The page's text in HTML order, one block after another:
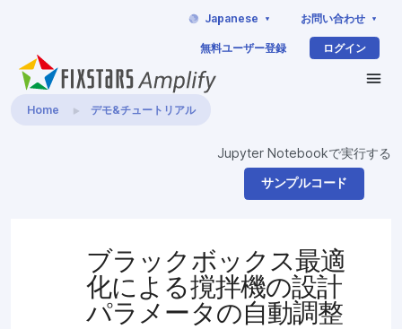
Japanese お問い合わせ
無料ユーザー登録 ログイン
Home デモ&チュートリアル
Jupyter Notebookで実行する
サンプルコード
ブラックボックス最適
化による撹拌機の設計
パラメータの自動調整